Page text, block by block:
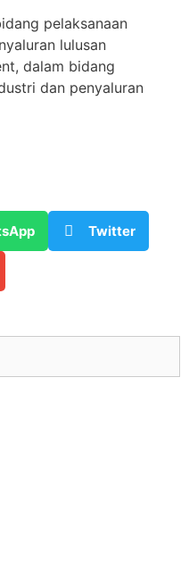
pelaksanaan
lulusan
dalam bidang
dan penyaluran
Twitter